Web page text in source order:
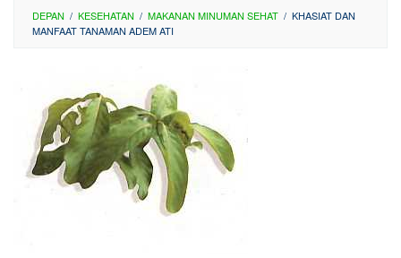
DEPAN / KESEHATAN / MAKANAN MINUMAN SEHAT / KHASIAT DAN
MANFAAT TANAMAN ADEM ATI